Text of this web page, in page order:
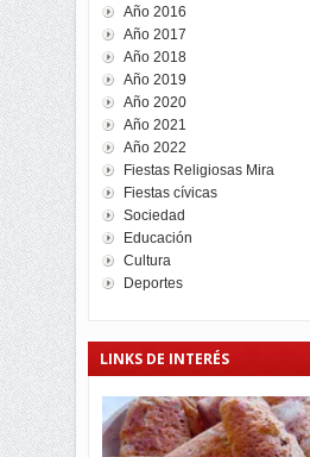
Año 2016
Año 2017
Año 2018
Año 2019
Año 2020
Año 2021
Año 2022
Fiestas Religiosas Mira
Fiestas cívicas
Sociedad
Educación
Cultura
Deportes
LINKS DE INTERÉS